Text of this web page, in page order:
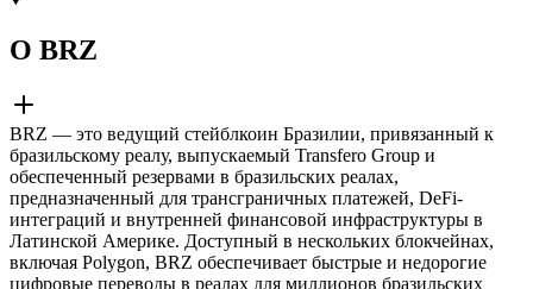
О BRZ
BRZ — это ведущий стейблкоин Бразилии, привязанный к
бразильскому реалу, выпускаемый Transfero Group и
обеспеченный резервами в бразильских реалах,
предназначенный для трансграничных платежей, DeFi-
интеграций и внутренней финансовой инфраструктуры в
Латинской Америке. Доступный в нескольких блокчейнах,
включая Polygon, BRZ обеспечивает быстрые и недорогие
цифровые переводы в реалах для миллионов бразильских